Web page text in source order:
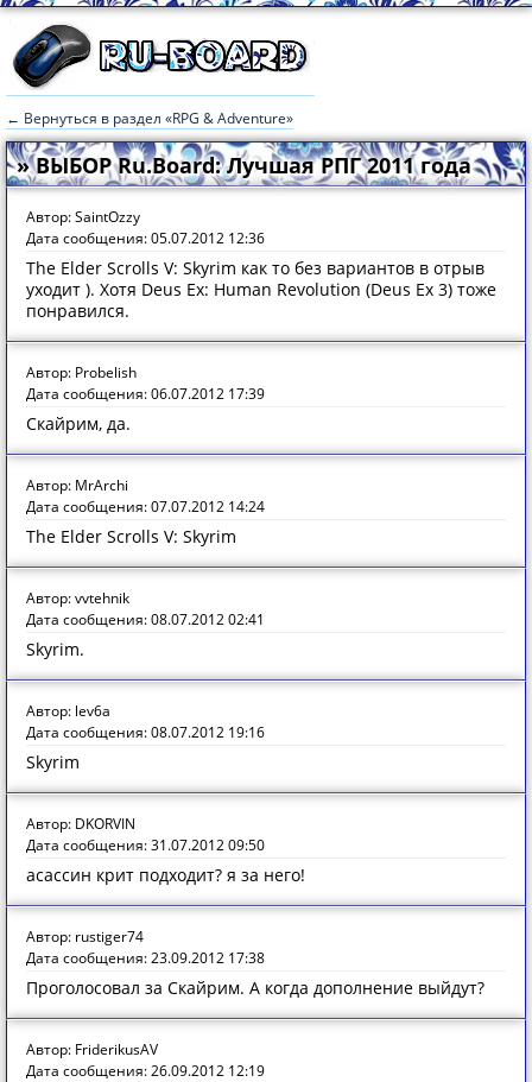
← Вернуться в раздел «RPG & Adventure»
» ВЫБОР Ru.Board: Лучшая РПГ 2011 года
Автор: SaintOzzy
Дата сообщения: 05.07.2012 12:36
The Elder Scrolls V: Skyrim как то без вариантов в отрыв
уходит ). Хотя Deus Ex: Human Revolution (Deus Ex 3) тоже
понравился.
Автор: Probelish
Дата сообщения: 06.07.2012 17:39
Скайрим, да.
Автор: MrArchi
Дата сообщения: 07.07.2012 14:24
The Elder Scrolls V: Skyrim
Автор: vvtehnik
Дата сообщения: 08.07.2012 02:41
Skyrim.
Автор: lev6a
Дата сообщения: 08.07.2012 19:16
Skyrim
Автор: DKORVIN
Дата сообщения: 31.07.2012 09:50
асассин крит подходит? я за него!
Автор: rustiger74
Дата сообщения: 23.09.2012 17:38
Проголосовал за Скайрим. А когда дополнение выйдут?
Автор: FriderikusAV
Дата сообщения: 26.09.2012 12:19